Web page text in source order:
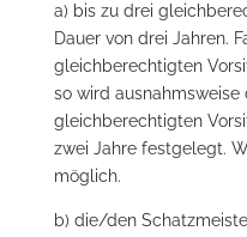
a) bis zu drei
Dauer von drei Jahren.
gleichberechtigten
so wird
gleichberechtigten
zwei Jahre festgelegt.
möglich.
b) die/den